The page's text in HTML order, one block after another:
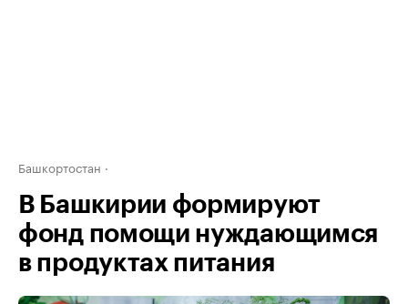
Башкортостан
В Башкирии формируют
фонд помощи нуждающимся
в продуктах питания